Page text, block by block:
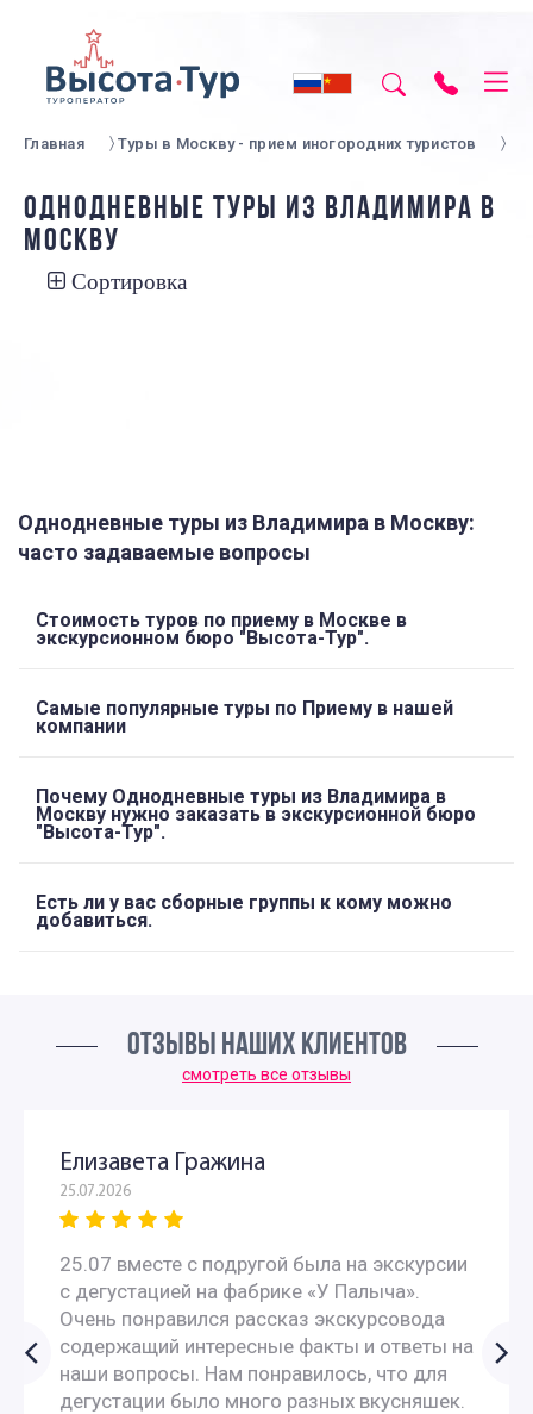
Главная Туры в Москву - прием иногородних туристов
ОДНОДНЕВНЫЕ ТУРЫ ИЗ ВЛАДИМИРА В
МОСКВУ
Сортировка
Однодневные туры из Владимира в Москву:
часто задаваемые вопросы
Стоимость туров по приему в Москве в
экскурсионном бюро "Высота-Тур".
Самые популярные туры по Приему в нашей
компании
Почему Однодневные туры из Владимира в
Москву нужно заказать в экскурсионной бюро
"Высота-Тур".
Есть ли у вас сборные группы к кому можно
добавиться.
ОТЗЫВЫ НАШИХ КЛИЕНТОВ
смотреть все отзывы
Елизавета Гражина
25.07.2026
25.07 вместе с подругой была на экскурсии
с дегустацией на фабрике «У Палыча».
Очень понравился рассказ экскурсовода
содержащий интересные факты и ответы на
наши вопросы. Нам понравилось, что для
дегустации было много разных вкусняшек.